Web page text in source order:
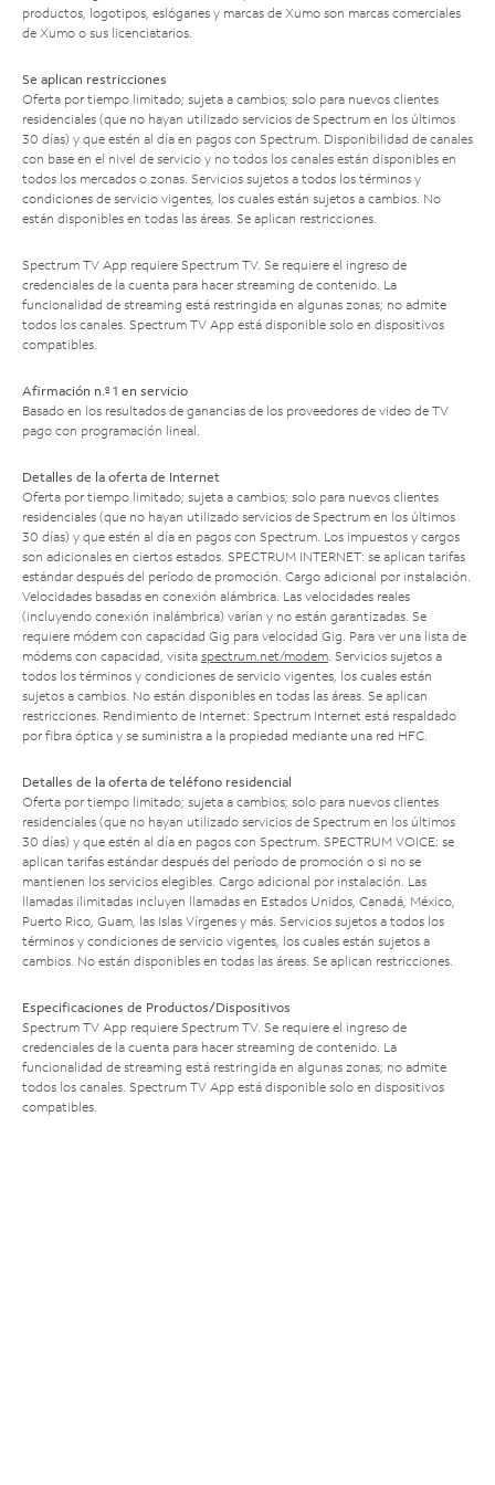
productos, logotipos, eslóganes y marcas de Xumo son marcas comerciales
de Xumo o sus licenciatarios.
Se aplican restricciones
Oferta por tiempo limitado; sujeta a cambios; solo para nuevos clientes
residenciales (que no hayan utilizado servicios de Spectrum en los últimos
30 días) y que estén al día en pagos con Spectrum. Disponibilidad de canales
con base en el nivel de servicio y no todos los canales están disponibles en
todos los mercados o zonas. Servicios sujetos a todos los términos y
condiciones de servicio vigentes, los cuales están sujetos a cambios. No
están disponibles en todas las áreas. Se aplican restricciones.
Spectrum TV App requiere Spectrum TV. Se requiere el ingreso de
credenciales de la cuenta para hacer streaming de contenido. La
funcionalidad de streaming está restringida en algunas zonas; no admite
todos los canales. Spectrum TV App está disponible solo en dispositivos
compatibles.
Afirmación n.º 1 en servicio
Basado en los resultados de ganancias de los proveedores de video de TV
pago con programación lineal.
Detalles de la oferta de Internet
Oferta por tiempo limitado; sujeta a cambios; solo para nuevos clientes
residenciales (que no hayan utilizado servicios de Spectrum en los últimos
30 días) y que estén al día en pagos con Spectrum. Los impuestos y cargos
son adicionales en ciertos estados. SPECTRUM INTERNET: se aplican tarifas
estándar después del período de promoción. Cargo adicional por instalación.
Velocidades basadas en conexión alámbrica. Las velocidades reales
(incluyendo conexión inalámbrica) varían y no están garantizadas. Se
requiere módem con capacidad Gig para velocidad Gig. Para ver una lista de
módems con capacidad, visita spectrum.net/modem. Servicios sujetos a
todos los términos y condiciones de servicio vigentes, los cuales están
sujetos a cambios. No están disponibles en todas las áreas. Se aplican
restricciones. Rendimiento de Internet: Spectrum Internet está respaldado
por fibra óptica y se suministra a la propiedad mediante una red HFC.
Detalles de la oferta de teléfono residencial
Oferta por tiempo limitado; sujeta a cambios; solo para nuevos clientes
residenciales (que no hayan utilizado servicios de Spectrum en los últimos
30 días) y que estén al día en pagos con Spectrum. SPECTRUM VOICE: se
aplican tarifas estándar después del período de promoción o si no se
mantienen los servicios elegibles. Cargo adicional por instalación. Las
llamadas ilimitadas incluyen llamadas en Estados Unidos, Canadá, México,
Puerto Rico, Guam, las Islas Vírgenes y más. Servicios sujetos a todos los
términos y condiciones de servicio vigentes, los cuales están sujetos a
cambios. No están disponibles en todas las áreas. Se aplican restricciones.
Especificaciones de Productos/Dispositivos
Spectrum TV App requiere Spectrum TV. Se requiere el ingreso de
credenciales de la cuenta para hacer streaming de contenido. La
funcionalidad de streaming está restringida en algunas zonas; no admite
todos los canales. Spectrum TV App está disponible solo en dispositivos
compatibles.